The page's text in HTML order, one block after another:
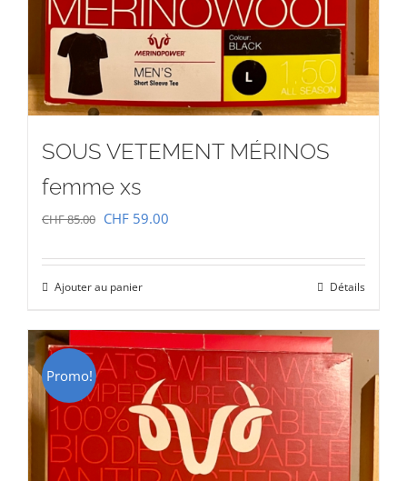
SOUS VETEMENT MÉRINOS
femme xs
CHF85.00 Le
initial
était :
CHF 85.00.
CHF 59.00
actuel
CHF 59.00.
Ajouter au panier Détails
Promo!